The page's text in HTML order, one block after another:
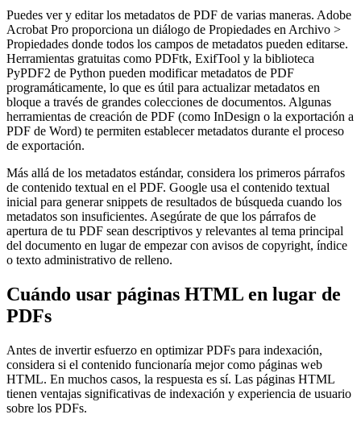
Puedes ver y editar los metadatos de PDF de varias maneras. Adobe
Acrobat Pro proporciona un diálogo de Propiedades en Archivo >
Propiedades donde todos los campos de metadatos pueden editarse.
Herramientas gratuitas como PDFtk, ExifTool y la biblioteca
PyPDF2 de Python pueden modificar metadatos de PDF
programáticamente, lo que es útil para actualizar metadatos en
bloque a través de grandes colecciones de documentos. Algunas
herramientas de creación de PDF (como InDesign o la exportación a
PDF de Word) te permiten establecer metadatos durante el proceso
de exportación.
Más allá de los metadatos estándar, considera los primeros párrafos
de contenido textual en el PDF. Google usa el contenido textual
inicial para generar snippets de resultados de búsqueda cuando los
metadatos son insuficientes. Asegúrate de que los párrafos de
apertura de tu PDF sean descriptivos y relevantes al tema principal
del documento en lugar de empezar con avisos de copyright, índice
o texto administrativo de relleno.
Cuándo usar páginas HTML en lugar de
PDFs
Antes de invertir esfuerzo en optimizar PDFs para indexación,
considera si el contenido funcionaría mejor como páginas web
HTML. En muchos casos, la respuesta es sí. Las páginas HTML
tienen ventajas significativas de indexación y experiencia de usuario
sobre los PDFs.